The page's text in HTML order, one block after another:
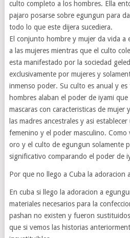
culto completo a los hombres. Ella
pajaro posarse sobre egungun para
todo lo que este dijera sucediera.
El conjunto hombre y mujer da vida a
a las mujeres mientras que el culto
esta manifestado por la sociedad
exclusivamente por mujeres y
inmenso poder. Su culto es anual y
hombres alaban el poder de iyami
mascaras con caracteristicas de mujer
las madres ancestrales y asi
femenino y el poder masculino.
oro y el culto de egungun solamente
significativo comparando el poder de
Por que no llego a Cuba la adoracion
En cuba si llego la adoracion a
materiales necesarios para la
pashan no existen y fueron
que si vemos las historias